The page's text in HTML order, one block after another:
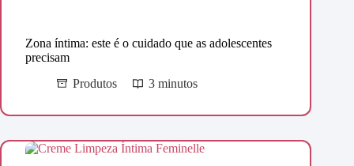
Zona íntima: este é o cuidado que as adolescentes
precisam
Produtos
3 minutos